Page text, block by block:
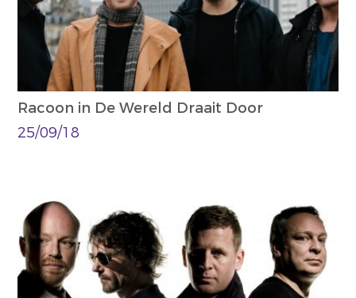
Racoon in De Wereld Draait Door
25/09/18